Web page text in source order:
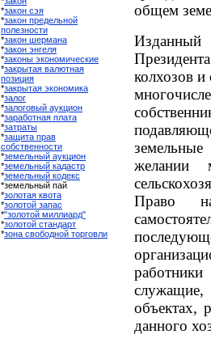
*закон сэя
*закон предельной
полезности
*закон шермана
*закон энгеля
*законы экономические
*закрытая валютная
позиция
*закрытая экономика
*залог
*залоговый аукцион
*заработная плата
*затраты
*защита прав
собственности
*земельный аукцион
*земельный кадастр
*земельный кодекс
*земельный пай
*золотая квота
*золотой запас
*"золотой миллиард"
*золотой стандарт
*зона свободной торговли
общем
колхозов и
желании
Право
работники
объектах,
данного